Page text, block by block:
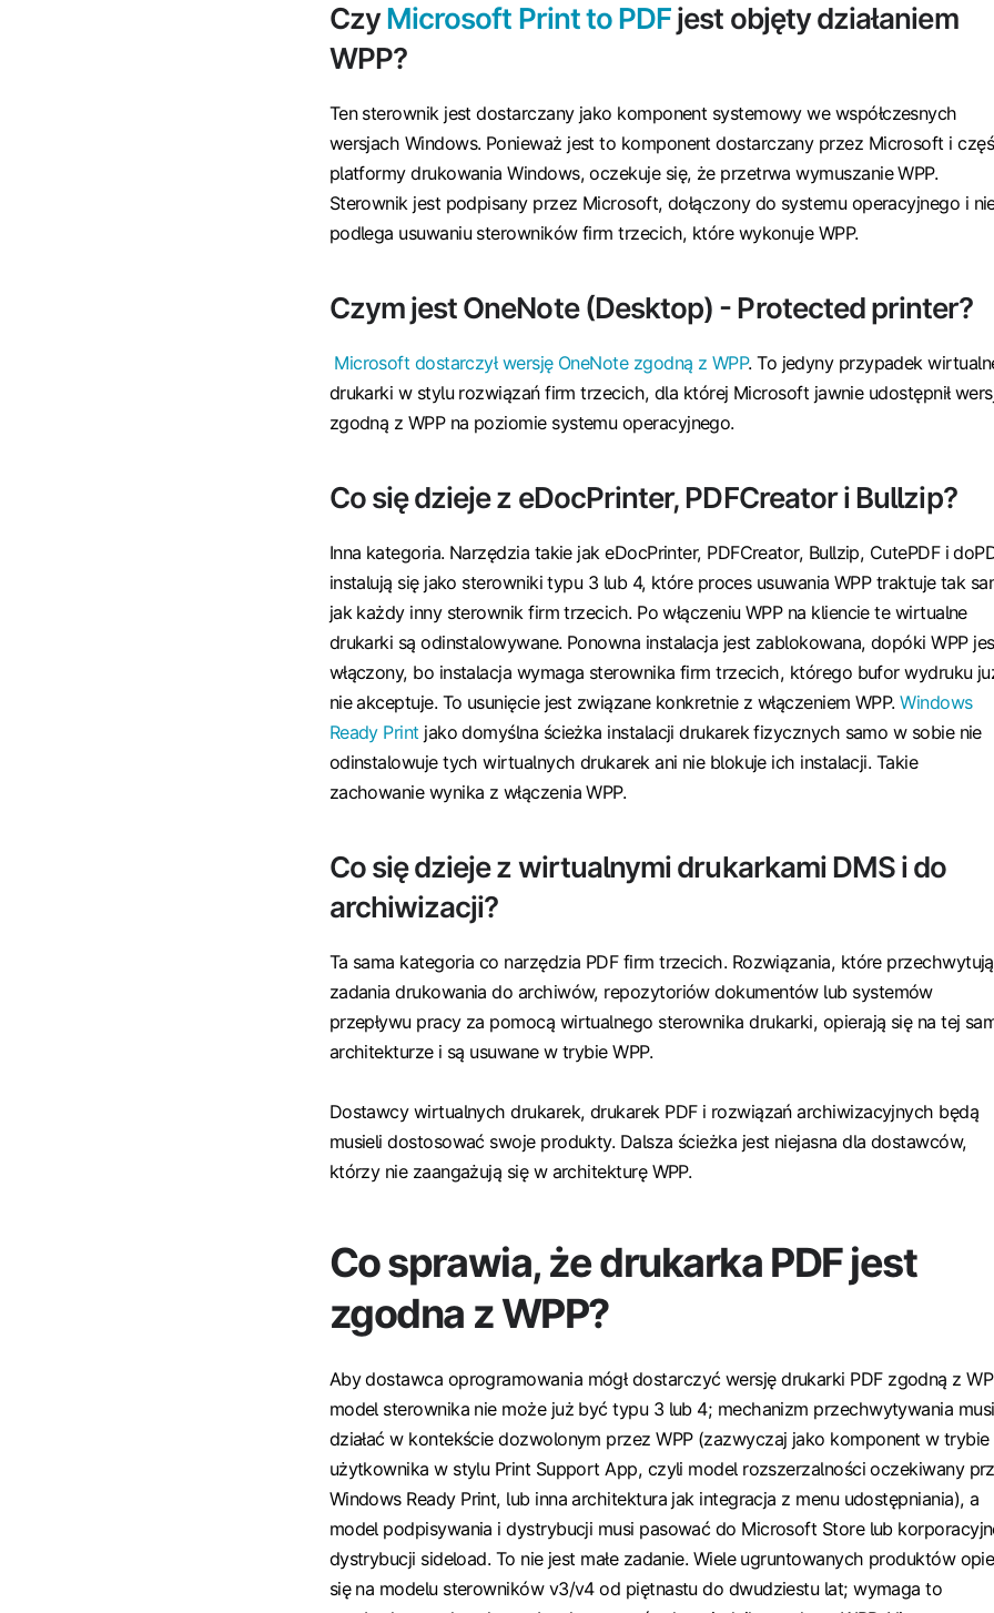
CzyMicrosoft Print to PDFjest objęty działaniem
WPP?
Ten sterownik jest dostarczany jako komponent systemowy we współczesnych
wersjach Windows. Ponieważ jest to komponent dostarczany przez Microsoft i
platformy drukowania Windows, oczekuje się, że przetrwa wymuszanie WPP.
Sterownik jest podpisany przez Microsoft, dołączony do systemu operacyjnego i
podlega usuwaniu sterowników firm trzecich, które wykonuje WPP.
Czym jest OneNote (Desktop) - Protected printer?
Microsoft dostarczył wersję OneNote zgodną z WPP. To jedyny przypadek
drukarki w stylu rozwiązań firm trzecich, dla której Microsoft jawnie udostępnił
zgodną z WPP na poziomie systemu operacyjnego.
Co się dzieje z eDocPrinter, PDFCreator i Bullzip?
Inna kategoria. Narzędzia takie jak eDocPrinter, PDFCreator, Bullzip, CutePDF i
instalują się jako sterowniki typu 3 lub 4, które proces usuwania WPP traktuje tak
jak każdy inny sterownik firm trzecich. Po włączeniu WPP na kliencie te wirtualne
drukarki są odinstalowywane. Ponowna instalacja jest zablokowana, dopóki WPP
włączony, bo instalacja wymaga sterownika firm trzecich, którego bufor wydruku
nie akceptuje. To usunięcie jest związane konkretnie z włączeniem WPP.Windows
Ready Printjako domyślna ścieżka instalacji drukarek fizycznych samo w sobie nie
odinstalowuje tych wirtualnych drukarek ani nie blokuje ich instalacji. Takie
zachowanie wynika z włączenia WPP.
Co się dzieje z wirtualnymi drukarkami DMS i do
archiwizacji?
Ta sama kategoria co narzędzia PDF firm trzecich. Rozwiązania, które przechwytują
zadania drukowania do archiwów, repozytoriów dokumentów lub systemów
przepływu pracy za pomocą wirtualnego sterownika drukarki, opierają się na tej
architekturze i są usuwane w trybie WPP.
Dostawcy wirtualnych drukarek, drukarek PDF i rozwiązań archiwizacyjnych będą
musieli dostosować swoje produkty. Dalsza ścieżka jest niejasna dla dostawców,
którzy nie zaangażują się w architekturę WPP.
Co sprawia, że drukarka PDF jest
zgodna z WPP?
Aby dostawca oprogramowania mógł dostarczyć wersję drukarki PDF zgodną z
model sterownika nie może już być typu 3 lub 4; mechanizm przechwytywania musi
działać w kontekście dozwolonym przez WPP (zazwyczaj jako komponent w trybie
użytkownika w stylu Print Support App, czyli model rozszerzalności oczekiwany
Windows Ready Print, lub inna architektura jak integracja z menu udostępniania), a
model podpisywania i dystrybucji musi pasować do Microsoft Store lub
dystrybucji sideload. To nie jest małe zadanie. Wiele ugruntowanych produktów
się na modelu sterowników v3/v4 od piętnastu do dwudziestu lat; wymaga to